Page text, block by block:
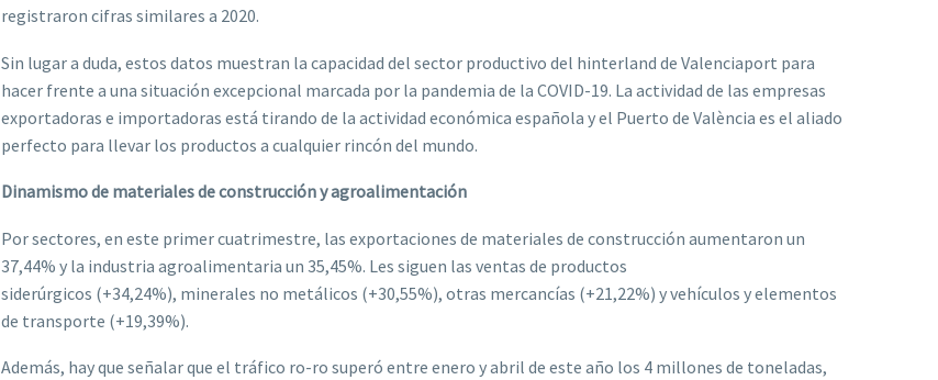
registraron cifras similares a 2020.
Sin lugar a duda, estos datos muestran la capacidad del sector productivo del hinterland de Valenciaport para
hacer frente a una situación excepcional marcada por la pandemia de la COVID-19. La actividad de las empresas
exportadoras e importadoras está tirando de la actividad económica española y el Puerto de València es el aliado
perfecto para llevar los productos a cualquier rincón del mundo.
Dinamismo de materiales de construcción y agroalimentación
Por sectores, en este primer cuatrimestre, las exportaciones de materiales de construcción aumentaron un
37,44% y la industria agroalimentaria un 35,45%. Les siguen las ventas de productos
siderúrgicos (+34,24%), minerales no metálicos (+30,55%), otras mercancías (+21,22%) y vehículos y elementos
de transporte (+19,39%).
Además, hay que señalar que el tráfico ro-ro superó entre enero y abril de este año los 4 millones de toneladas,